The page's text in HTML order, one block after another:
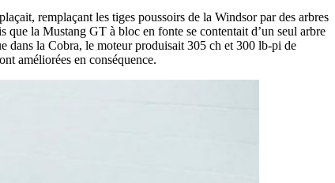
remplaçant les tiges poussoirs de la Windsor par des arbres
que la Mustang GT à bloc en fonte se contentait d’un seul arbre
dans la Cobra, le moteur produisait 305 ch et 300 lb-pi de
améliorées en conséquence.